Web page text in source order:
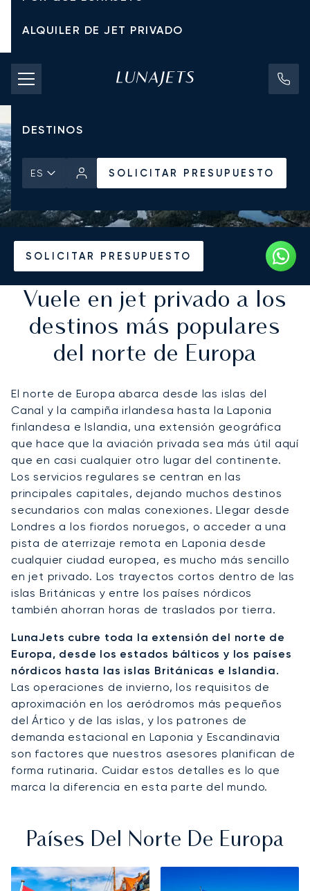
ALQUILER DE JET PRIVADO
TARIFAS DE CHÁRTER
JETS PRIVADOS
DESTINOS
ES SOLICITAR PRESUPUESTO
SOLICITAR PRESUPUESTO
Vuele en jet privado a los
destinos más populares
del norte de Europa
El norte de Europa abarca desde las islas del
Canal y la campiña irlandesa hasta la Laponia
finlandesa e Islandia, una extensión geográfica
que hace que la aviación privada sea más útil aquí
que en casi cualquier otro lugar del continente.
Los servicios regulares se centran en las
principales capitales, dejando muchos destinos
secundarios con malas conexiones. Llegar desde
Londres a los fiordos noruegos, o acceder a una
pista de aterrizaje remota en Laponia desde
cualquier ciudad europea, es mucho más sencillo
en jet privado. Los trayectos cortos dentro de las
islas Británicas y entre los países nórdicos
también ahorran horas de traslados por tierra.
LunaJets cubre toda la extensión del norte de
Europa, desde los estados bálticos y los países
nórdicos hasta las islas Británicas e Islandia.
Las operaciones de invierno, los requisitos de
aproximación en los aeródromos más pequeños
del Ártico y de las islas, y los patrones de
demanda estacional en Laponia y Escandinavia
son factores que nuestros asesores planifican de
forma rutinaria. Cuidar estos detalles es lo que
marca la diferencia en esta parte del mundo.
Países Del Norte De Europa